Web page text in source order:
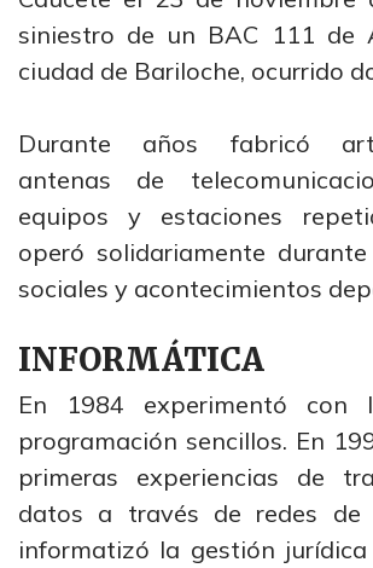
siniestro de un BAC 111 de
ciudad de Bariloche, ocurrido
Durante años fabricó
antenas de
equipos y estaciones
operó solidariamente durante
sociales y acontecimientos
INFORMÁTICA
En 1984 experimentó con
programación sencillos. En
primeras experiencias de
datos a través de redes de
informatizó la gestión